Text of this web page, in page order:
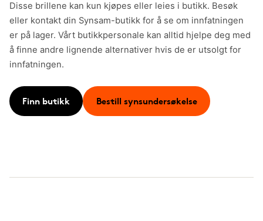
Disse brillene kan kun kjøpes eller leies i butikk. Besøk
eller kontakt din Synsam-butikk for å se om innfatningen
er på lager. Vårt butikkpersonale kan alltid hjelpe deg med
å finne andre lignende alternativer hvis de er utsolgt for
innfatningen.
Finn butikk Bestill synsundersøkelse